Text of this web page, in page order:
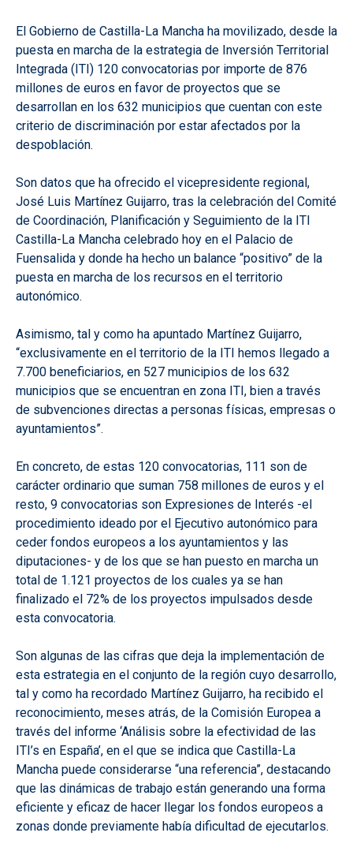
El Gobierno de Castilla-La Mancha ha movilizado, desde la
puesta en marcha de la estrategia de Inversión Territorial
Integrada (ITI) 120 convocatorias por importe de 876
millones de euros en favor de proyectos que se
desarrollan en los 632 municipios que cuentan con este
criterio de discriminación por estar afectados por la
despoblación.
Son datos que ha ofrecido el vicepresidente regional,
José Luis Martínez Guijarro, tras la celebración del Comité
de Coordinación, Planificación y Seguimiento de la ITI
Castilla-La Mancha celebrado hoy en el Palacio de
Fuensalida y donde ha hecho un balance “positivo” de la
puesta en marcha de los recursos en el territorio
autonómico.
Asimismo, tal y como ha apuntado Martínez Guijarro,
“exclusivamente en el territorio de la ITI hemos llegado a
7.700 beneficiarios, en 527 municipios de los 632
municipios que se encuentran en zona ITI, bien a través
de subvenciones directas a personas físicas, empresas o
ayuntamientos”.
En concreto, de estas 120 convocatorias, 111 son de
carácter ordinario que suman 758 millones de euros y el
resto, 9 convocatorias son Expresiones de Interés -el
procedimiento ideado por el Ejecutivo autonómico para
ceder fondos europeos a los ayuntamientos y las
diputaciones- y de los que se han puesto en marcha un
total de 1.121 proyectos de los cuales ya se han
finalizado el 72% de los proyectos impulsados desde
esta convocatoria.
Son algunas de las cifras que deja la implementación de
esta estrategia en el conjunto de la región cuyo desarrollo,
tal y como ha recordado Martínez Guijarro, ha recibido el
reconocimiento, meses atrás, de la Comisión Europea a
través del informe ‘Análisis sobre la efectividad de las
ITI’s en España’, en el que se indica que Castilla-La
Mancha puede considerarse “una referencia”, destacando
que las dinámicas de trabajo están generando una forma
eficiente y eficaz de hacer llegar los fondos europeos a
zonas donde previamente había dificultad de ejecutarlos.